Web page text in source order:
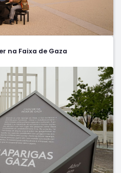
na Faixa de Gaza